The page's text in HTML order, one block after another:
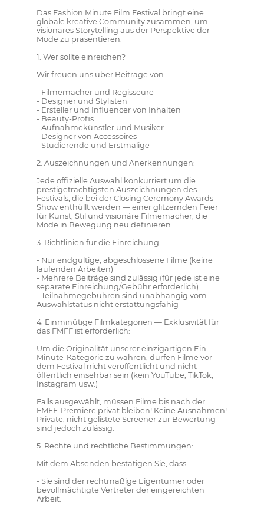
Das Fashion Minute Film Festival bringt eine
globale kreative Community zusammen, um
visionäres Storytelling aus der Perspektive der
Mode zu präsentieren.
1. Wer sollte einreichen?
Wir freuen uns über Beiträge von:
- Filmemacher und Regisseure
- Designer und Stylisten
- Ersteller und Influencer von Inhalten
- Beauty-Profis
- Aufnahmekünstler und Musiker
- Designer von Accessoires
- Studierende und Erstmalige
2. Auszeichnungen und Anerkennungen:
Jede offizielle Auswahl konkurriert um die
prestigeträchtigsten Auszeichnungen des
Festivals, die bei der Closing Ceremony Awards
Show enthüllt werden — einer glitzernden Feier
für Kunst, Stil und visionäre Filmemacher, die
Mode in Bewegung neu definieren.
3. Richtlinien für die Einreichung:
- Nur endgültige, abgeschlossene Filme (keine
laufenden Arbeiten)
- Mehrere Beiträge sind zulässig (für jede ist eine
separate Einreichung/Gebühr erforderlich)
- Teilnahmegebühren sind unabhängig vom
Auswahlstatus nicht erstattungsfähig
4. Einminütige Filmkategorien — Exklusivität für
das FMFF ist erforderlich:
Um die Originalität unserer einzigartigen Ein-
Minute-Kategorie zu wahren, dürfen Filme vor
dem Festival nicht veröffentlicht und nicht
öffentlich einsehbar sein (kein YouTube, TikTok,
Instagram usw.)
Falls ausgewählt, müssen Filme bis nach der
FMFF-Premiere privat bleiben! Keine Ausnahmen!
Private, nicht gelistete Screener zur Bewertung
sind jedoch zulässig.
5. Rechte und rechtliche Bestimmungen:
Mit dem Absenden bestätigen Sie, dass:
- Sie sind der rechtmäßige Eigentümer oder
bevollmächtigte Vertreter der eingereichten
Arbeit.